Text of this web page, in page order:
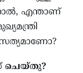
എന്താണ്
ചെയ്തു?